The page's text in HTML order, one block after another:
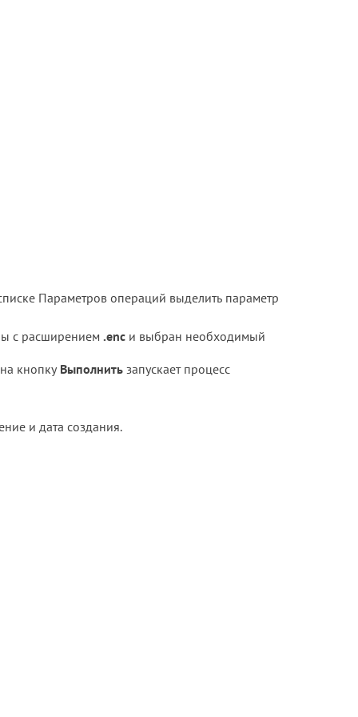
Параметров операций выделить параметр
с расширением .enc и выбран необходимый
кнопку Выполнить запускает процесс
и дата создания.